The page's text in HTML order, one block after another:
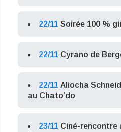
22/11 Soirée 100 %
22/11 Cyrano de
22/11 Aliocha
au Chato’do
23/11 Ciné-rencontre